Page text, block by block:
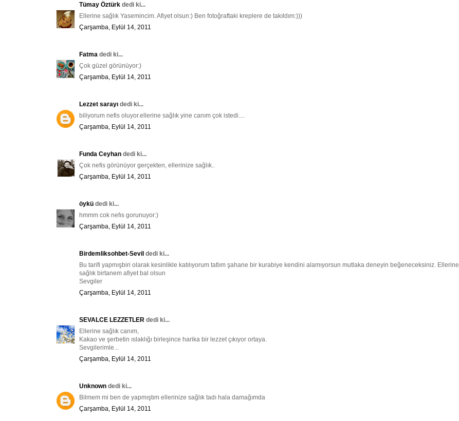
Tümay Öztürk dedi ki...
Ellerine sağlık Yasemincim. Afiyet olsun:) Ben fotoğraftaki kreplere de takıldım:)))
Çarşamba, Eylül 14, 2011
Fatma dedi ki...
Çok güzel görünüyor:)
Çarşamba, Eylül 14, 2011
Lezzet sarayı dedi ki...
biliyorum nefis oluyor.ellerine sağlık yine canım çok istedi....
Çarşamba, Eylül 14, 2011
Funda Ceyhan dedi ki...
Çok nefis görünüyor gerçekten, ellerinize sağlık..
Çarşamba, Eylül 14, 2011
öykü dedi ki...
hmmm cok nefıs gorunuyor:)
Çarşamba, Eylül 14, 2011
Birdemliksohbet-Sevil dedi ki...
Bu tarifi yapmışbiri olarak kesinlikle katılıyorum tatlım şahane bir kurabiye kendini alamıyorsun mutlaka deneyin beğeneceksiniz. Ellerine
sağlık birtanem afiyet bal olsun
Sevgiler
Çarşamba, Eylül 14, 2011
SEVALCE LEZZETLER dedi ki...
Ellerine sağlık canım,
Kakao ve şerbetin ıslaklığı birleşince harika bir lezzet çıkıyor ortaya.
Sevgilerimle...
Çarşamba, Eylül 14, 2011
Unknown dedi ki...
Bilmem mi ben de yapmıştım ellerinize sağlık tadı hala damağımda
Çarşamba, Eylül 14, 2011